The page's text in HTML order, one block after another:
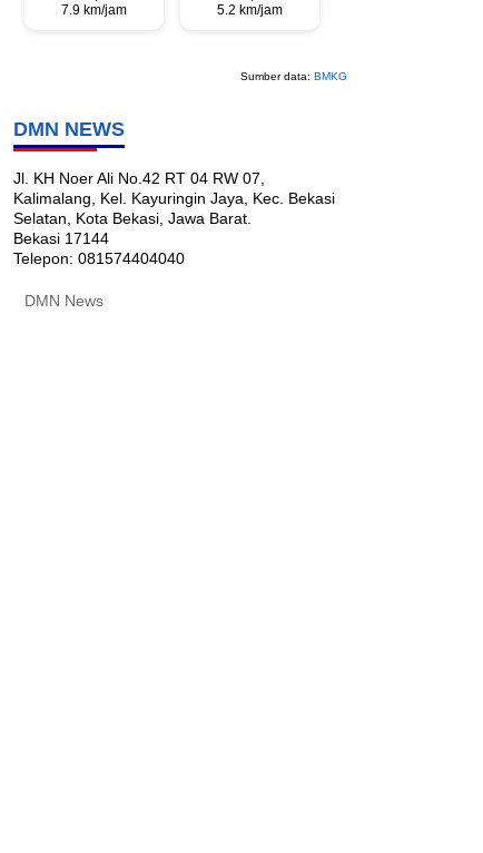
7.9 km/jam
5.2 km/jam
Sumber data: BMKG
DMN NEWS
Jl. KH Noer Ali No.42 RT 04 RW 07,
Kalimalang, Kel. Kayuringin Jaya, Kec. Bekasi
Selatan, Kota Bekasi, Jawa Barat.
Bekasi 17144
Telepon: 081574404040
DMN News